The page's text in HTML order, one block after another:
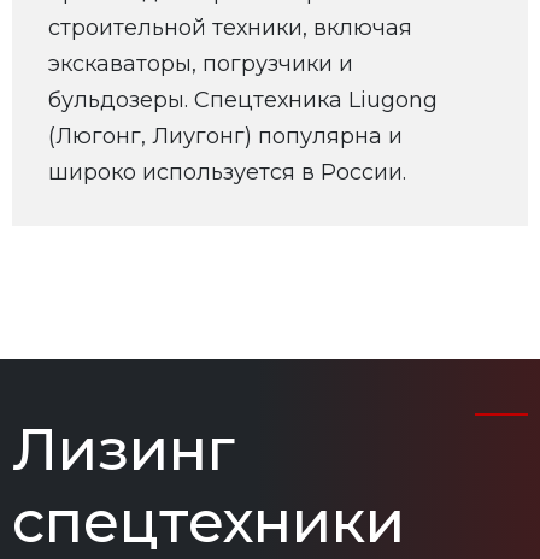
строительной техники, включая
экскаваторы, погрузчики и
бульдозеры. Спецтехника Liugong
(Люгонг, Лиугонг) популярна и
широко используется в России.
Лизинг
спецтехники